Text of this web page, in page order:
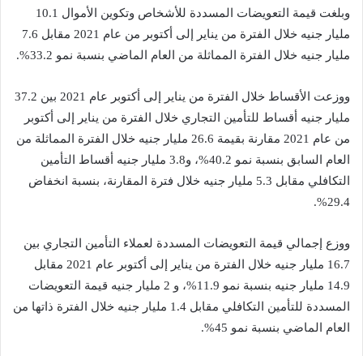
وبلغت قيمة التعويضات المسددة للأشخاص وتكوين الأموال 10.1
مليار جنيه خلال الفترة من يناير إلى أكتوبر من عام 2021 مقابل 7.6
مليار جنيه خلال الفترة المماثلة من العام الماضي بنسبة نمو 33.2%.
ووزعت الأقساط خلال الفترة من يناير إلى أكتوبر عام 2021 بين 37.2
مليار جنيه أقساط للتأمين التجاري خلال الفترة من يناير إلى أكتوبر
من عام 2021 مقارنة بقيمة 26.6 مليار جنيه خلال الفترة المماثلة من
العام السابق بنسبة نمو 40.2%، و3.8 مليار جنيه أقساط التأمين
التكافلي مقابل 5.3 مليار جنيه خلال فترة المقارنة، بنسبة انخفاض
29.4%.
ووزع إجمالي قيمة التعويضات المسددة لعملاء التأمين التجاري بين
16.7 مليار جنيه خلال الفترة من يناير إلى أكتوبر عام 2021 مقابل
14.9 مليار جنيه بنسبة نمو 11.9%، و 2 مليار جنيه قيمة التعويضات
المسددة للتأمين التكافلي مقابل 1.4 مليار جنيه خلال الفترة ذاتها من
العام الماضي بنسبة نمو 45%.